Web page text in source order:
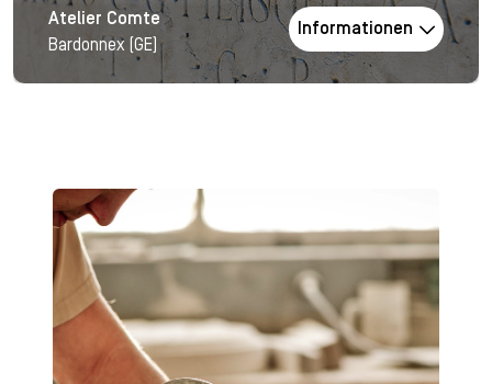
Atelier Comte
Bardonnex (GE)
Informationen